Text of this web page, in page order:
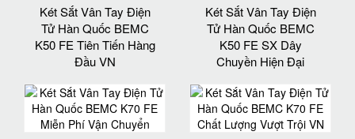
Két Sắt Vân Tay Điện
Tử Hàn Quốc BEMC
K50 FE Tiên Tiến Hàng
Đầu VN
Két Sắt Vân Tay Điện
Tử Hàn Quốc BEMC
K50 FE SX Dây
Chuyền Hiện Đại